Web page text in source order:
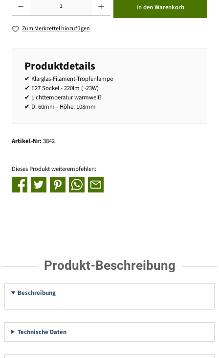
In den Warenkorb
Zum Merkzettel hinzufügen
Produktdetails
✔ Klarglas-Filament-Tropfenlampe
✔ E27 Sockel - 220lm (~23W)
✔ Lichttemperatur warmweiß
✔ D: 60mm - Höhe: 108mm
Artikel-Nr: 3842
Dieses Produkt weiterempfehlen:
Produkt-Beschreibung
Beschreibung
Technische Daten